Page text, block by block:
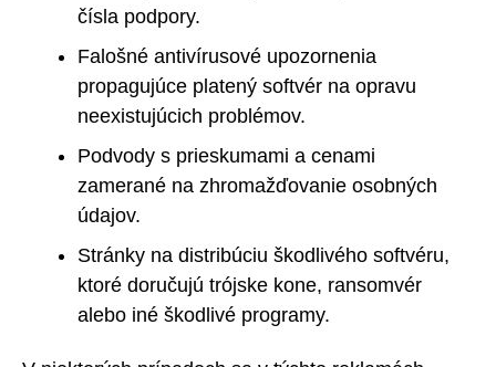
čísla podpory.
Falošné antivírusové upozornenia
propagujúce platený softvér na opravu
neexistujúcich problémov.
Podvody s prieskumami a cenami
zamerané na zhromažďovanie osobných
údajov.
Stránky na distribúciu škodlivého softvéru,
ktoré doručujú trójske kone, ransomvér
alebo iné škodlivé programy.